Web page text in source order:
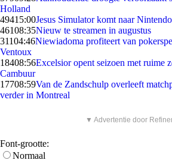
Holland
49415:00Jesus Simulator komt naar
46108:35Nieuw te streamen in augustus
31104:46Niewiadoma profiteert van
Ventoux
18408:56Excelsior opent seizoen met ruime
Cambuur
17708:59Van de Zandschulp overleeft
verder in Montreal
▼ Advertentie door
Font-grootte:
Normaal